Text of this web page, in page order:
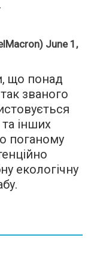
June 1,
що понад
так званого
інших
поганому
екологічну